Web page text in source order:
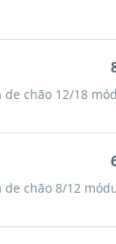
chão 12/18
chão 8/12